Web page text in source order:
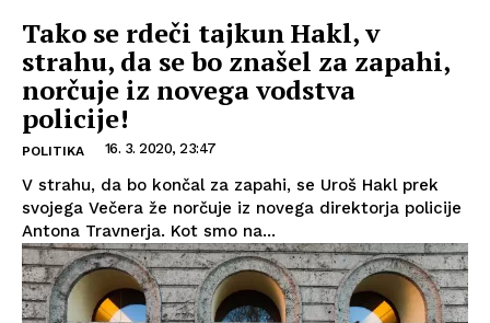
Tako se rdeči tajkun Hakl, v
strahu, da se bo znašel za zapahi,
norčuje iz novega vodstva
policije!
POLITIKA 16. 3. 2020, 23:47
V strahu, da bo končal za zapahi, se Uroš Hakl prek
svojega Večera že norčuje iz novega direktorja policije
Antona Travnerja. Kot smo na...